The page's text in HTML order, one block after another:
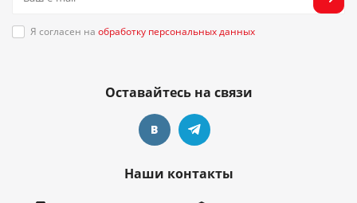
Я согласен на обработку персональных данных
Оставайтесь на связи
Наши контакты